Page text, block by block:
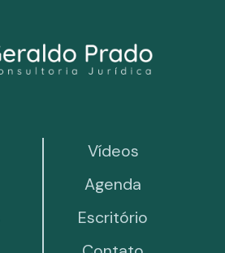
Vídeos
Agenda
Escritório